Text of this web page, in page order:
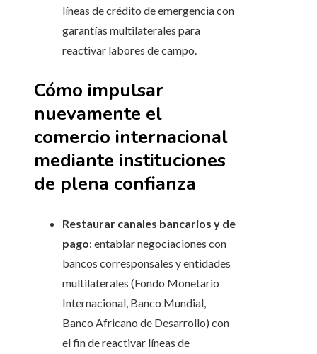
líneas de crédito de emergencia con
garantías multilaterales para
reactivar labores de campo.
Cómo impulsar
nuevamente el
comercio internacional
mediante instituciones
de plena confianza
Restaurar canales bancarios y de
pago: entablar negociaciones con
bancos corresponsales y entidades
multilaterales (Fondo Monetario
Internacional, Banco Mundial,
Banco Africano de Desarrollo) con
el fin de reactivar líneas de